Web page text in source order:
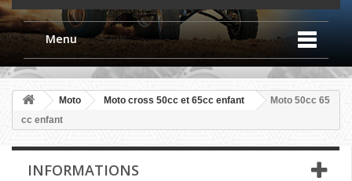
Menu
Moto Moto cross 50cc et 65cc enfant
Moto 50cc 65
cc enfant
INFORMATIONS